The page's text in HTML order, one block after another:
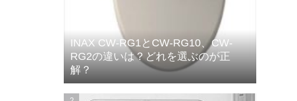
INAX CW-RG1とCW-RG10、CW-
RG2の違いは？どれを選ぶのが正
解？